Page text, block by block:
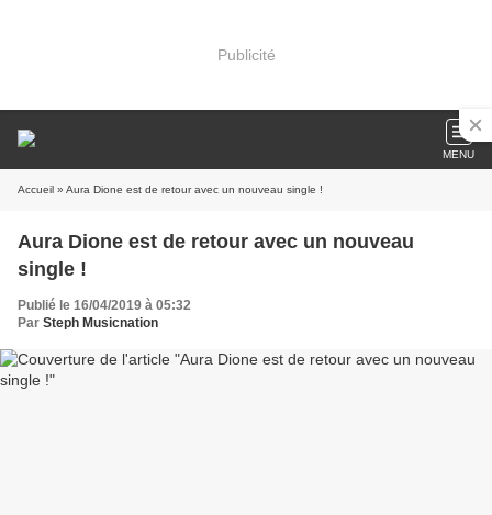
Publicité
MENU
Accueil » Aura Dione est de retour avec un nouveau single !
Aura Dione est de retour avec un nouveau
single !
Publié le 16/04/2019 à 05:32
Par Steph Musicnation